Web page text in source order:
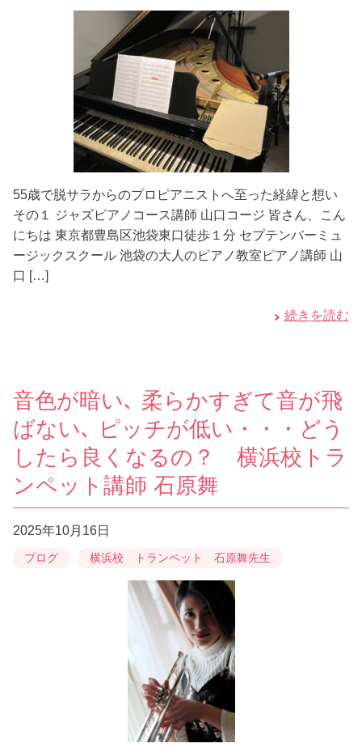
55歳で脱サラからのプロピアニストへ至った経緯と想い
その１ ジャズピアノコース講師 山口コージ 皆さん、こん
にちは 東京都豊島区池袋東口徒歩１分 セプテンバーミュ
ージックスクール 池袋の大人のピアノ教室ピアノ講師 山
口 […]
続きを読む
音色が暗い､ 柔らかすぎて音が飛
ばない､ ピッチが低い・・・どう
したら良くなるの？ 横浜校トラ
ンペット講師 石原舞
2025年10月16日
ブログ 横浜校 トランペット 石原舞先生